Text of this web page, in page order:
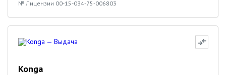
№ Лицензии 00-15-034-75-006803
Konga